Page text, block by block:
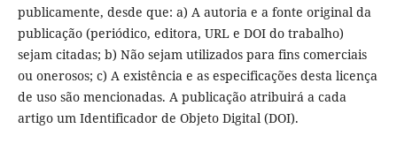
publicamente, desde que: a) A autoria e a fonte original da
publicação (periódico, editora, URL e DOI do trabalho)
sejam citadas; b) Não sejam utilizados para fins comerciais
ou onerosos; c) A existência e as especificações desta licença
de uso são mencionadas. A publicação atribuirá a cada
artigo um Identificador de Objeto Digital (DOI).